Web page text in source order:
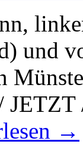
und
→